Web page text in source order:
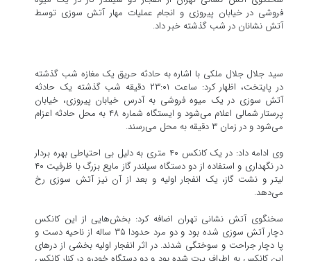
فروشی در خیابان پیروزی و انجام عملیات مهار آتش سوزی توسط
آتش نشانان در شب گذشته خبر داد.
سید جلال جلال ملکی با اشاره به حادثه حریق یک مغازه شب گذشته
در پایتخت، اظهار کرد: ساعت ۲۳:۰۱ دقیقه شب گذشته یک حادثه
آتش سوزی در یک میوه فروشی به آدرس خیابان پیروزی، خیابان
پرستار شمالی اعلام می‌شود و ایستگاه شماره ۴۸ به محل حادثه اعزام
می‌شود و در زمان ۳ دقیقه به محل می‌رسند.
وی ادامه داد: در یک کانکس ۴۰ متری به دلیل بی احتیاطی بهره بردار
در نگهداری و استفاده از دو دستگاه سیلندر گاز مایع بزرگ با ظرفیت ۴۰
لیتر و نشت گاز، یک انفجار اولیه و بعد از آن نیز آتش سوزی رخ
می‌دهد.
سخنگوی آتش نشانی تهران اضافه کرد: بخش‌هایی از این کانکس
دچار آتش سوزی شده بود و دو مرد حدودا ۳۵ ساله از ناحیه دست و
پا دچار جراحت و سوختگی شدند. در اثر انفجار اولیه بخشی از درهای